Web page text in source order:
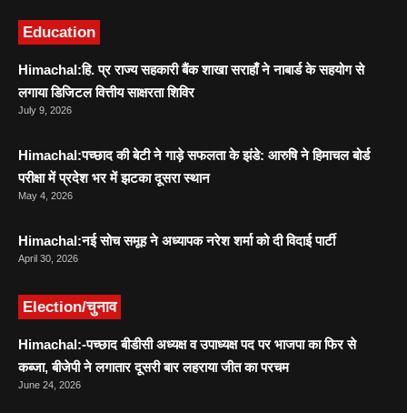
Education
Himachal:हि. प्र राज्य सहकारी बैंक शाखा सराहाँ ने नाबार्ड के सहयोग से
लगाया डिजिटल वित्तीय साक्षरता शिविर
July 9, 2026
Himachal:पच्छाद की बेटी ने गाड़े सफलता के झंडे: आरुषि ने हिमाचल बोर्ड
परीक्षा में प्रदेश भर में झटका दूसरा स्थान
May 4, 2026
Himachal:नई सोच समूह ने अध्यापक नरेश शर्मा को दी विदाई पार्टी
April 30, 2026
Election/चुनाव
Himachal:-पच्छाद बीडीसी अध्यक्ष व उपाध्यक्ष पद पर भाजपा का फिर से
कब्जा, बीजेपी ने लगातार दूसरी बार लहराया जीत का परचम
June 24, 2026